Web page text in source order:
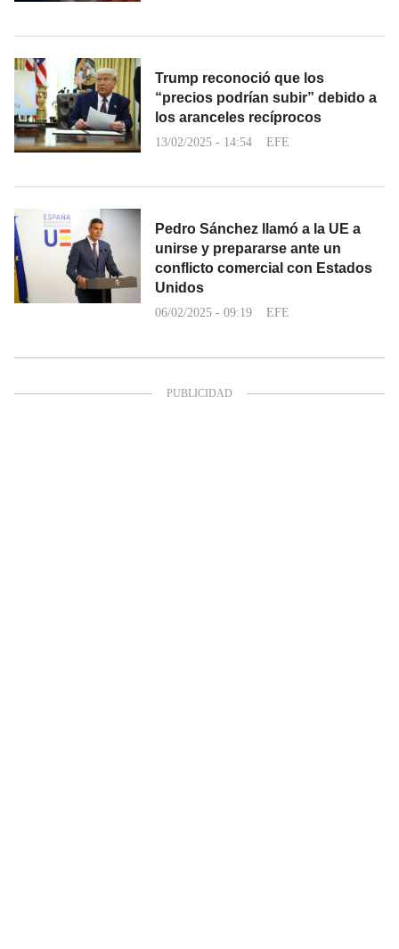
Trump reconoció que los
“precios podrían subir” debido a
los aranceles recíprocos
13/02/2025 - 14:54 EFE
Pedro Sánchez llamó a la UE a
unirse y prepararse ante un
conflicto comercial con Estados
Unidos
06/02/2025 - 09:19 EFE